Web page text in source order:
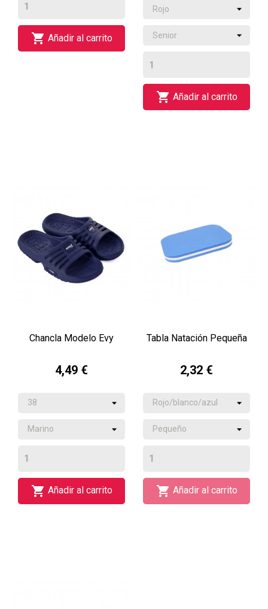
 Añadir al carrito
 Añadir al carrito
Chancla Modelo Evy
4,49 €
 Añadir al carrito
Tabla Natación Pequeña
2,32 €
 Añadir al carrito